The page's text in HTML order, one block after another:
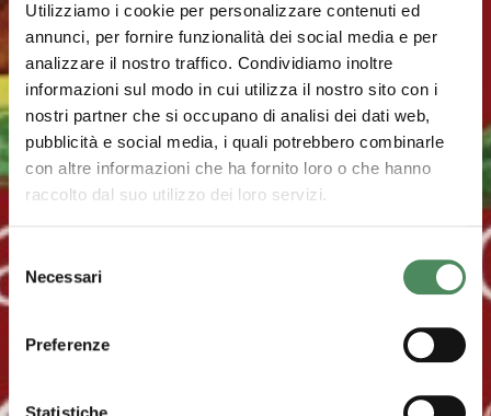
Utilizziamo i cookie per personalizzare contenuti ed
annunci, per fornire funzionalità dei social media e per
analizzare il nostro traffico. Condividiamo inoltre
informazioni sul modo in cui utilizza il nostro sito con i
nostri partner che si occupano di analisi dei dati web,
pubblicità e social media, i quali potrebbero combinarle
con altre informazioni che ha fornito loro o che hanno
raccolto dal suo utilizzo dei loro servizi.
del
consenso
Necessari
Preferenze
Statistiche